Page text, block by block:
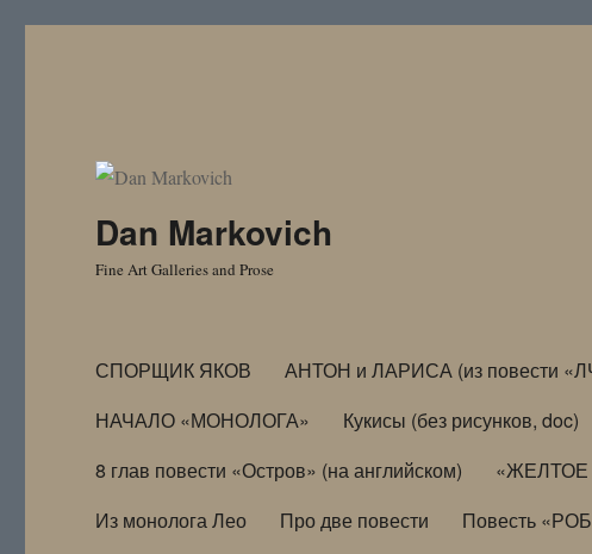
Dan Markovich
Fine Art Galleries and Prose
СПОРЩИК ЯКОВ АНТОН и ЛАРИСА (из повести
НАЧАЛО «МОНОЛОГА»
Кукисы (без рисунков, doc)
8 глав повести «Остров» (на английском)
«ЖЕЛТОЕ
Из монолога Лео
Про две повести Повесть